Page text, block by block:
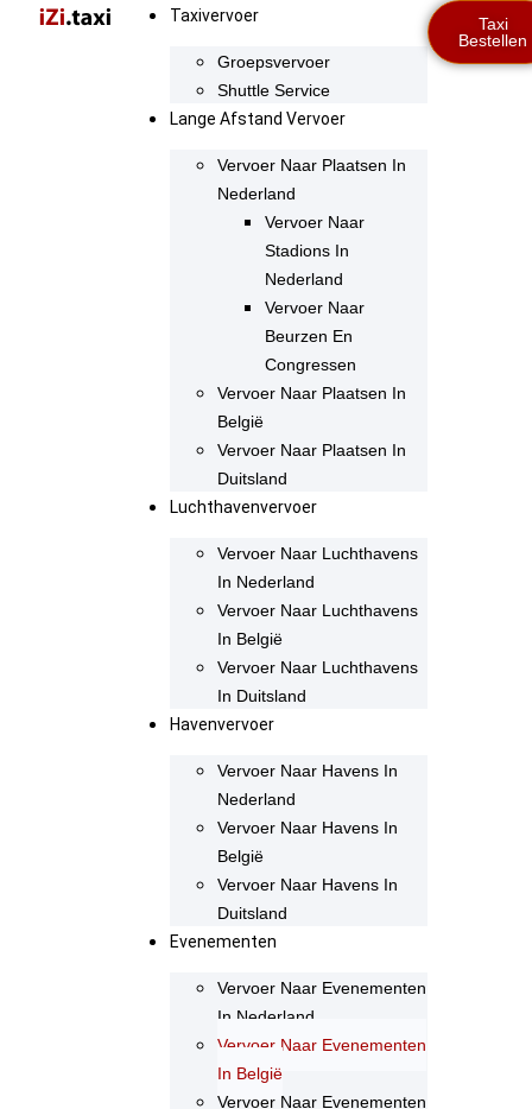
Taxivervoer
Groepsvervoer
Shuttle Service
Lange Afstand Vervoer
Vervoer Naar Plaatsen In
Nederland
Vervoer Naar
Stadions In
Nederland
Vervoer Naar
Beurzen En
Congressen
Vervoer Naar Plaatsen In
België
Vervoer Naar Plaatsen In
Duitsland
Luchthavenvervoer
Vervoer Naar Luchthavens
In Nederland
Vervoer Naar Luchthavens
In België
Vervoer Naar Luchthavens
In Duitsland
Havenvervoer
Vervoer Naar Havens In
Nederland
Vervoer Naar Havens In
België
Vervoer Naar Havens In
Duitsland
Evenementen
Vervoer Naar Evenementen
In Nederland
Vervoer Naar Evenementen
In België
Vervoer Naar Evenementen
Taxi
Bestellen